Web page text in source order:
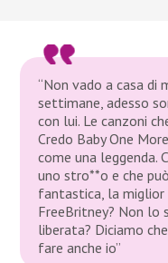
“Non vado a casa di
settimane, adesso
con lui. Le canzoni
Credo Baby One
come una leggenda.
uno stro**o e che
fantastica, la miglior
FreeBritney? Non lo
liberata? Diciamo
fare anche io”